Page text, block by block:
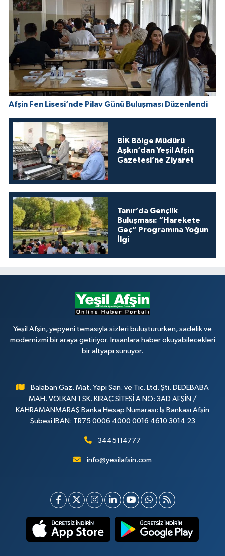
Afşin Fen Lisesi’nde Pilav Günü Buluşması Düzenlendi
BİK Bölge Müdürü
Aşkın’dan Yeşil Afşin
Gazetesi’ne Ziyaret
Tanır’da Gençlik
Buluşması: “Harekete
Geç” Programına Yoğun
İlgi
Yeşil Afşin, yepyeni temasıyla sizleri buluştururken, sadelik ve
modernizmi bir araya getiriyor. İnsanlara haber okuyabilecekleri
bir altyapı sunuyor.
Balaban Gaz. Mat. Yapı San. ve Tic. Ltd. Şti. DEDEBABA
MAH. VOLKAN 1 SK. KIRAÇ SİTESİ A NO: 3AD AFŞİN /
KAHRAMANMARAŞ Banka Hesap Numarası: İş Bankası Afşin
Şubesi IBAN: TR75 0006 4000 0016 4610 3014 23
3445114777
info@yesilafsin.com